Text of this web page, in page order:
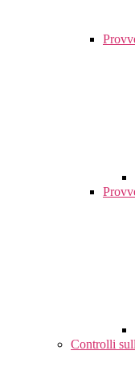
Controlli